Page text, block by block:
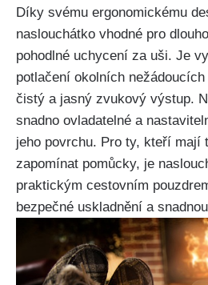
Díky svému ergonomickému
naslouchátko vhodné pro
pohodlné uchycení za uši. Je
potlačení okolních
čistý a jasný zvukový výstup.
snadno ovladatelné a
jeho povrchu. Pro ty, kteří mají
zapomínat pomůcky, je
praktickým cestovním
bezpečné uskladnění a